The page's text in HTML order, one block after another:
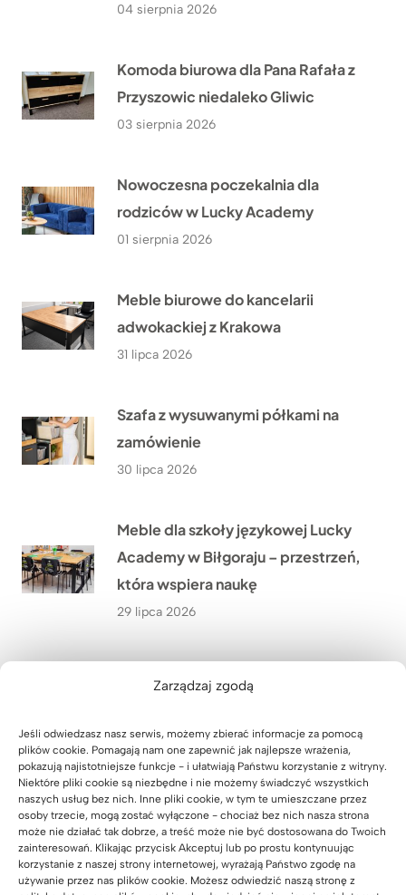
Zarządzaj zgodą
Jeśli odwiedzasz nasz serwis, możemy zbierać informacje za pomocą
plików cookie. Pomagają nam one zapewnić jak najlepsze wrażenia,
pokazują najistotniejsze funkcje - i ułatwiają Państwu korzystanie z witryny.
Niektóre pliki cookie są niezbędne i nie możemy świadczyć wszystkich
naszych usług bez nich. Inne pliki cookie, w tym te umieszczane przez
osoby trzecie, mogą zostać wyłączone - chociaż bez nich nasza strona
może nie działać tak dobrze, a treść może nie być dostosowana do Twoich
zainteresowań. Klikając przycisk Akceptuj lub po prostu kontynuując
korzystanie z naszej strony internetowej, wyrażają Państwo zgodę na
używanie przez nas plików cookie. Możesz odwiedzić naszą stronę z
04 sierpnia 2026
Komoda biurowa dla Pana Rafała z
Przyszowic niedaleko Gliwic
03 sierpnia 2026
Nowoczesna poczekalnia dla
rodziców w Lucky Academy
01 sierpnia 2026
Meble biurowe do kancelarii
adwokackiej z Krakowa
31 lipca 2026
Szafa z wysuwanymi półkami na
zamówienie
30 lipca 2026
Meble dla szkoły językowej Lucky
Academy w Biłgoraju – przestrzeń,
która wspiera naukę
29 lipca 2026
Adwokackiej Adwokat Marty
Giezowskiej w Zielonej Górze
28 lipca 2026
Jak stworzyliśmy szafę biurową z
miejscem na drukarkę i dokumenty
dla biura nieruchomości w